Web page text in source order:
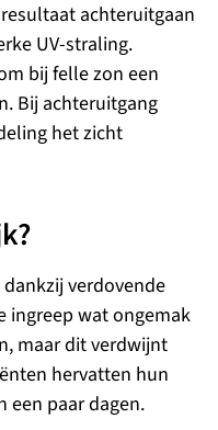
achteruitgaan
UV-straling.
bij felle zon een
Bij achteruitgang
het zicht
verdovende
ingreep wat ongemak
maar dit verdwijnt
hervatten hun
een paar dagen.